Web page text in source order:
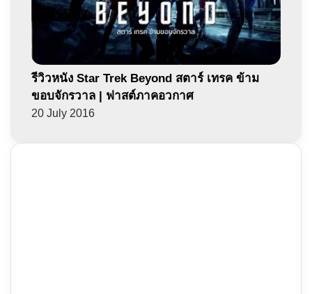
รีวิวหนัง Star Trek Beyond สตาร์ เทรค ข้าม
ขอบจักรวาล | ฟาสต์ภาคอวกาศ
20 July 2016